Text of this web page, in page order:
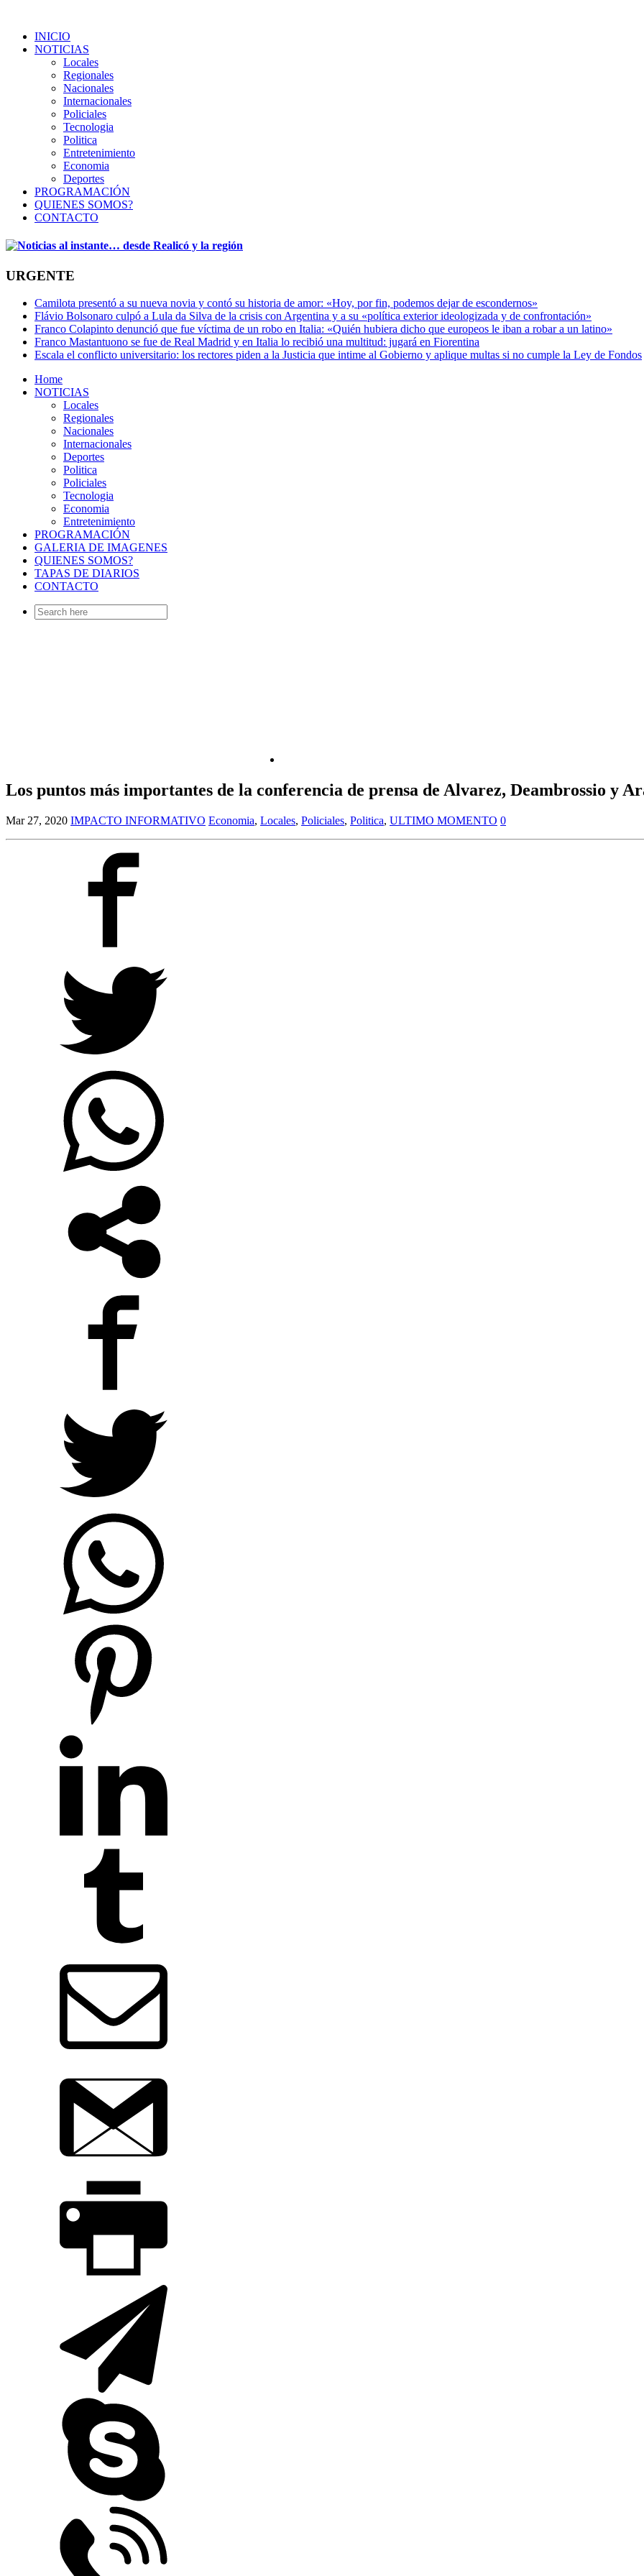
INICIO
NOTICIAS
Locales
Regionales
Nacionales
Internacionales
Policiales
Tecnologia
Politica
Entretenimiento
Economia
Deportes
PROGRAMACIÓN
QUIENES SOMOS?
CONTACTO
URGENTE
Camilota presentó a su nueva novia y contó su historia de amor: «Hoy, por fin, podemos dejar de escondernos»
Flávio Bolsonaro culpó a Lula da Silva de la crisis con Argentina y a su «política exterior ideologizada y de confrontación»
Franco Colapinto denunció que fue víctima de un robo en Italia: «Quién hubiera dicho que europeos le iban a robar a un latino»
Franco Mastantuono se fue de Real Madrid y en Italia lo recibió una multitud: jugará en Fiorentina
Escala el conflicto universitario: los rectores piden a la Justicia que intime al Gobierno y aplique multas si no cumple la Ley de Fondos
Home
NOTICIAS
Locales
Regionales
Nacionales
Internacionales
Deportes
Politica
Policiales
Tecnologia
Economia
Entretenimiento
PROGRAMACIÓN
GALERIA DE IMAGENES
QUIENES SOMOS?
TAPAS DE DIARIOS
CONTACTO
Search
for:
Los puntos más importantes de la conferencia de prensa de Alvarez, Deambrossio y
Mar 27, 2020 IMPACTO INFORMATIVO Economia, Locales, Policiales, Politica, ULTIMO MOMENTO 0